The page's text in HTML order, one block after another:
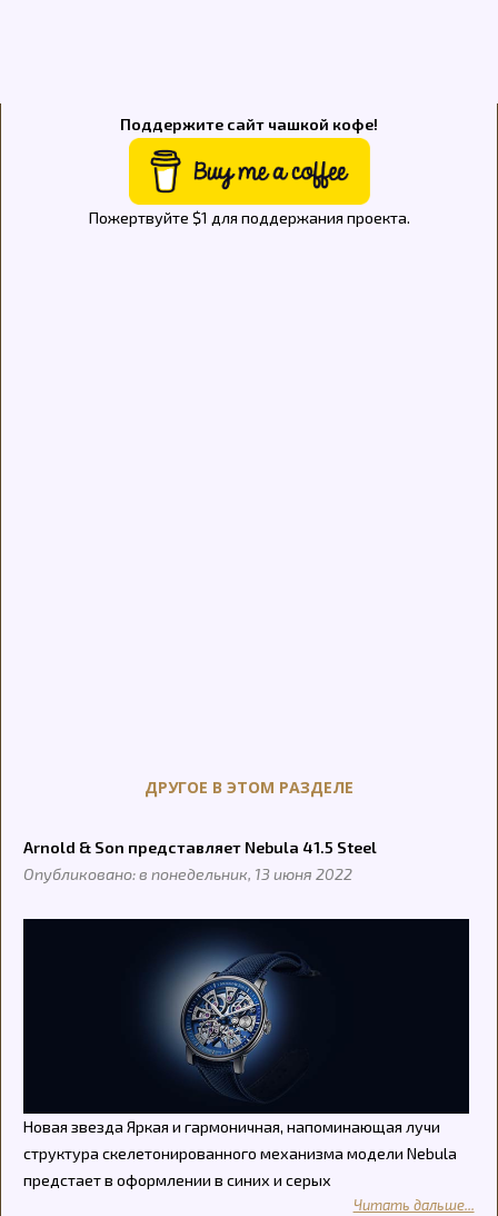
Поддержите сайт чашкой кофе!
Пожертвуйте $1 для поддержания проекта.
ДРУГОЕ В ЭТОМ РАЗДЕЛЕ
Arnold & Son представляет Nebula 41.5 Steel
Опубликовано: в понедельник, 13 июня 2022
Новая звезда Яркая и гармоничная, напоминающая лучи
структура скелетонированного механизма модели Nebula
предстает в оформлении в синих и серых
Читать дальше...